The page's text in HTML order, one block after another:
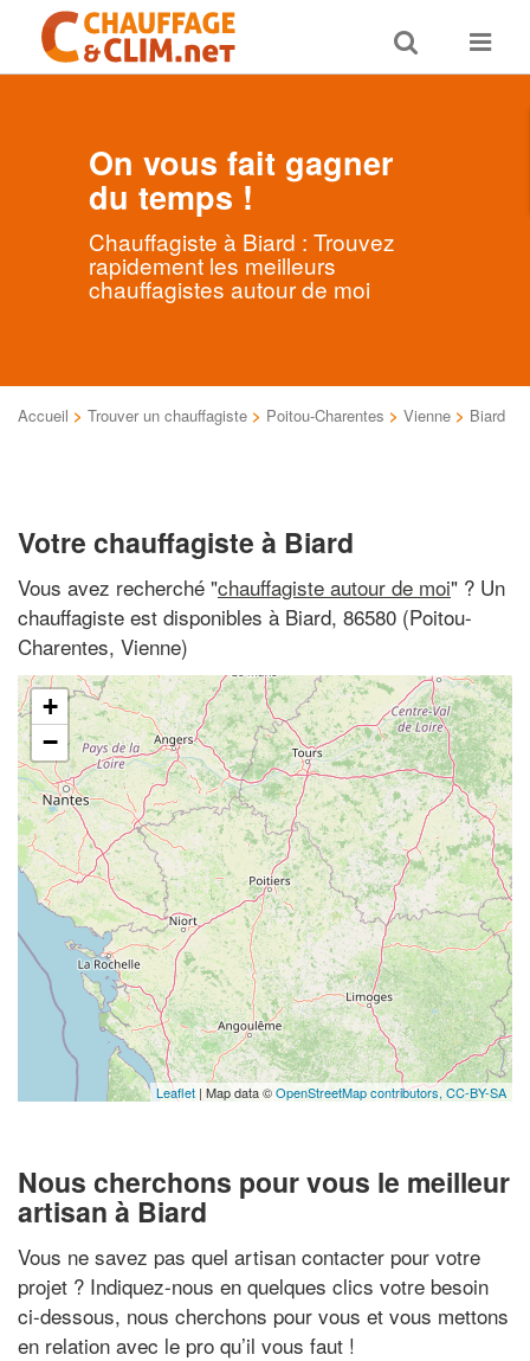
Toggle
search
Toggle
On vous fait gagner
du temps !
Chauffagiste à Biard : Trouvez
rapidement les meilleurs
chauffagistes autour de moi
Accueil > Trouver un chauffagiste > Poitou-Charentes > Vienne > Biard
Votre chauffagiste à Biard
Vous avez recherché "chauffagiste autour de moi" ? Un
chauffagiste est disponibles à Biard, 86580 (Poitou-
Charentes, Vienne)
+
−
Leaflet | Map data ©OpenStreetMap contributors, CC-BY-SA
Nous cherchons pour vous le meilleur
artisan à Biard
Vous ne savez pas quel artisan contacter pour votre
projet ? Indiquez-nous en quelques clics votre besoin
ci-dessous, nous cherchons pour vous et vous mettons
en relation avec le pro qu’il vous faut !